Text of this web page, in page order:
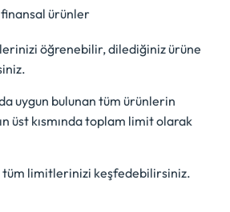
ürünler
öğrenebilir, dilediğiniz ürüne
uygun bulunan tüm ürünlerin
üst kısmında toplam limit olarak
tüm limitlerinizi keşfedebilirsiniz.